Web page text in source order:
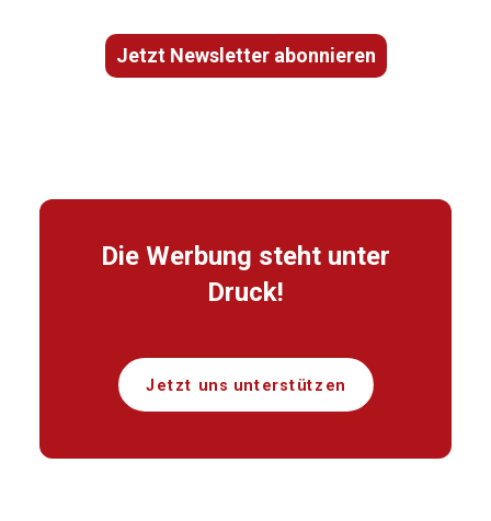
Jetzt Newsletter abonnieren
Die Werbung steht unter
Druck!
Jetzt uns unterstützen